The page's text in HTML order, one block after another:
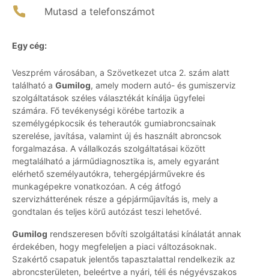
Mutasd a telefonszámot
Egy cég:
Veszprém városában, a Szövetkezet utca 2. szám alatt
található a Gumilog, amely modern autó- és gumiszerviz
szolgáltatások széles választékát kínálja ügyfelei
számára. Fő tevékenységi körébe tartozik a
személygépkocsik és teherautók gumiabroncsainak
szerelése, javítása, valamint új és használt abroncsok
forgalmazása. A vállalkozás szolgáltatásai között
megtalálható a járműdiagnosztika is, amely egyaránt
elérhető személyautókra, tehergépjárművekre és
munkagépekre vonatkozóan. A cég átfogó
szervizhátterének része a gépjárműjavítás is, mely a
gondtalan és teljes körű autózást teszi lehetővé.
Gumilog rendszeresen bővíti szolgáltatási kínálatát annak
érdekében, hogy megfeleljen a piaci változásoknak.
Szakértő csapatuk jelentős tapasztalattal rendelkezik az
abroncsterületen, beleértve a nyári, téli és négyévszakos